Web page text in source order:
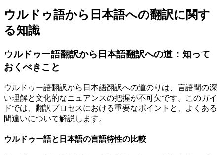
ウルドゥ語から日本語への翻訳に関す
る知識
ウルドゥー語翻訳から日本語翻訳への道：知って
おくべきこと
ウルドゥー語翻訳から日本語翻訳への道のりは、言語間の深
い理解と文化的なニュアンスの把握が不可欠です。このガイ
ドでは、翻訳プロセスにおける重要なポイントと、よくある
間違いについて解説します。
ウルドゥー語と日本語の言語特性の比較